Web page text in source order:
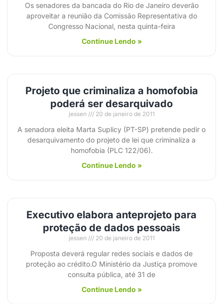
Os senadores da bancada do Rio de Janeiro deverão
aproveitar a reunião da Comissão Representativa do
Congresso Nacional, nesta quinta-feira
Continue Lendo »
Projeto que criminaliza a homofobia
poderá ser desarquivado
jessen 20 de janeiro de 2011
A senadora eleita Marta Suplicy (PT-SP) pretende pedir o
desarquivamento do projeto de lei que criminaliza a
homofobia (PLC 122/06).
Continue Lendo »
Executivo elabora anteprojeto para
proteção de dados pessoais
jessen 20 de janeiro de 2011
Proposta deverá regular redes sociais e dados de
proteção ao crédito.O Ministério da Justiça promove
consulta pública, até 31 de
Continue Lendo »